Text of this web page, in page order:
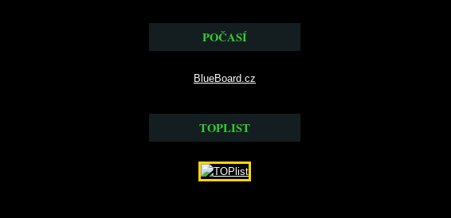
POČASÍ
BlueBoard.cz
TOPLIST